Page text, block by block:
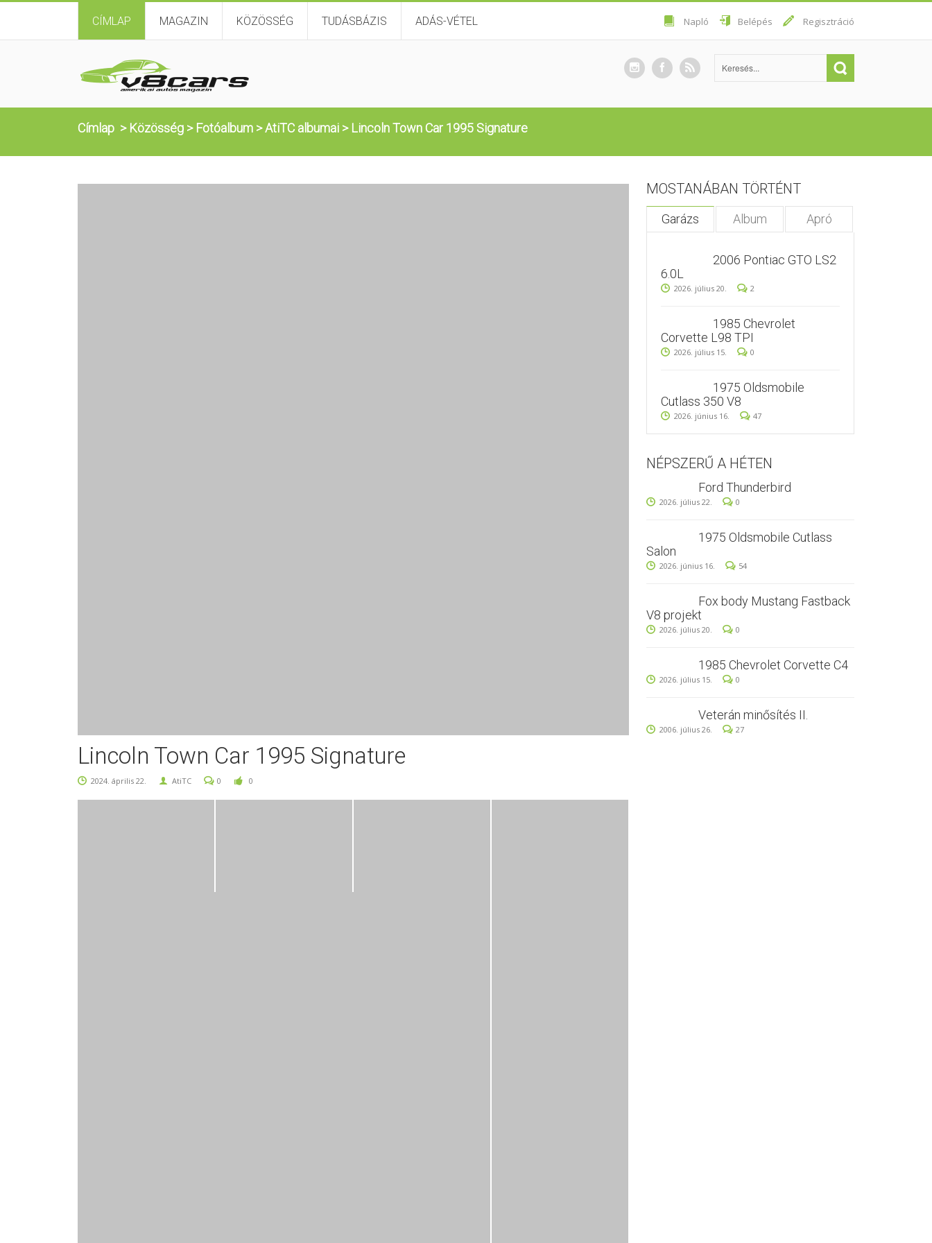
CÍMLAP MAGAZIN KÖZÖSSÉG TUDÁSBÁZIS ADÁS-VÉTEL Napló Belépés Regisztráció
Címlap > Közösség > Fotóalbum >AtiTC albumai > Lincoln Town Car 1995 Signature
Lincoln Town Car 1995 Signature
2024. április 22. AtiTC 0 0
MOSTANÁBAN TÖRTÉNT
Garázs Album Apró
2006 Pontiac GTO LS2
6.0L
2026. július 20. 2
1985 Chevrolet
Corvette L98 TPI
2026. július 15. 0
1975 Oldsmobile
Cutlass 350 V8
2026. június 16. 47
NÉPSZERŰ A HÉTEN
Ford Thunderbird
2026. július 22. 0
1975 Oldsmobile Cutlass
Salon
2026. június 16. 54
Fox body Mustang Fastback
V8 projekt
2026. július 20. 0
1985 Chevrolet Corvette C4
2026. július 15. 0
Veterán minősítés II.
2006. július 26. 27